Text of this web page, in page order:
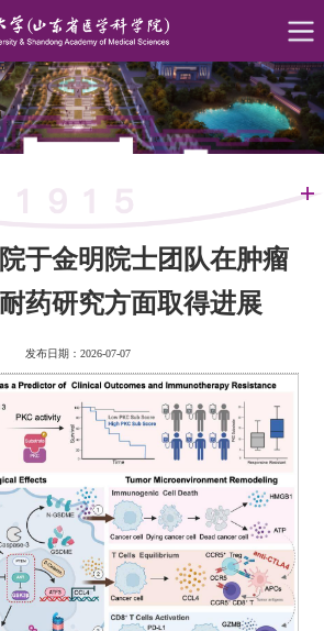
于金明院士团队在肿瘤
药研究方面取得进展
发布日期：2026-07-07